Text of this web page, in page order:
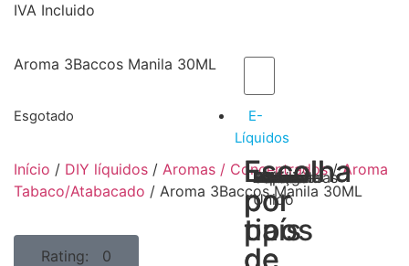
E-
Líquidos
Escolha
por
tipos
Tabaco
Frutas
Bebidas
Frescos
Sobremesas
Escolha
por
país
Portugal
Alemanha
USA
Reino
Unido
Canadá
França
Malásia
Filipinas
Espanha
Polónia
Grécia
IVA Incluido
Aroma 3Baccos Manila 30ML
Esgotado
Início / DIY líquidos / Aromas / Concentrados/Aroma
Tabaco/Atabacado / Aroma 3Baccos Manila 30ML
Rating: 0